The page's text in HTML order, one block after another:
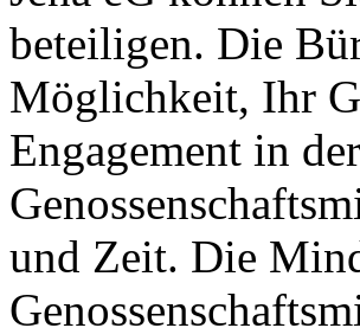
beteiligen. Die
Möglichkeit, Ihr
Engagement in
und Zeit. Die